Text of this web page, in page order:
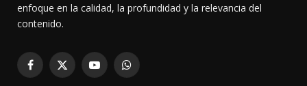
enfoque en la calidad, la profundidad y la relevancia del
contenido.
Facebook
X
YouTubeWhatsApp